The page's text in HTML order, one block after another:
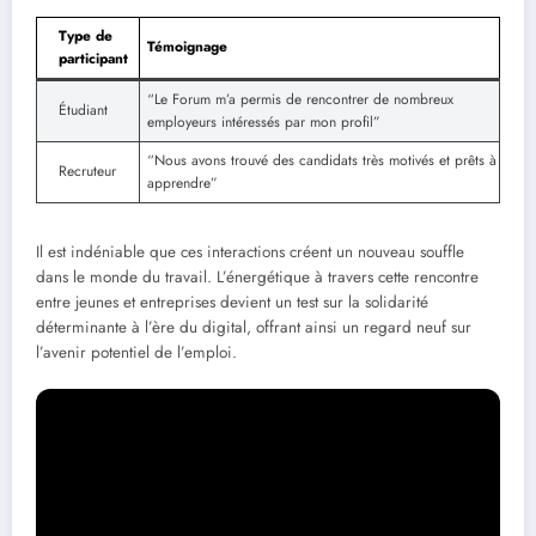
Type de
participant
Témoignage
Étudiant
“Le Forum m’a permis de rencontrer de nombreux
employeurs intéressés par mon profil”
Recruteur
“Nous avons trouvé des candidats très motivés et prêts à
apprendre”
Il est indéniable que ces interactions créent un nouveau souffle
dans le monde du travail. L’énergétique à travers cette rencontre
entre jeunes et entreprises devient un test sur la solidarité
déterminante à l’ère du digital, offrant ainsi un regard neuf sur
l’avenir potentiel de l’emploi.